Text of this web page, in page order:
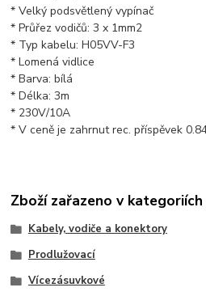
* Velký podsvětlený vypínač
* Průřez vodičů: 3 x 1mm2
* Typ kabelu: H05VV-F3
* Lomená vidlice
* Barva: bílá
* Délka: 3m
* 230V/10A
* V ceně je zahrnut rec. příspěvek
Zboží zařazeno v kategoriích
Kabely, vodiče a konektory
Prodlužovací
Vícezásuvkové